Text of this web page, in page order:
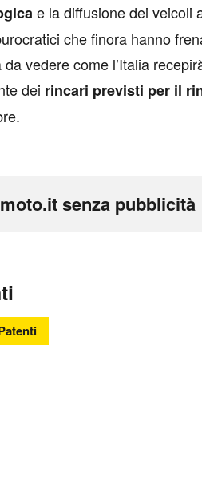
e la diffusione dei veicoli
che finora hanno
vedere come l’Italia
dei rincari previsti per il
senza pubblicità